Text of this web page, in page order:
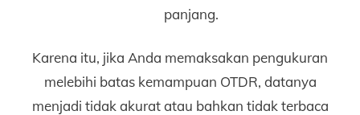
panjang.
Karena itu, jika Anda memaksakan pengukuran
melebihi batas kemampuan OTDR, datanya
menjadi tidak akurat atau bahkan tidak terbaca